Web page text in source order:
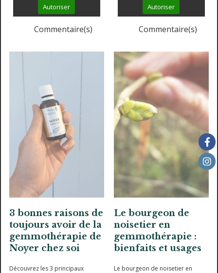
Autoriser
Commentaire(s)
Autoriser
Commentaire(s)
3 bonnes raisons de
toujours avoir de la
gemmothérapie de
Noyer chez soi
Découvrez les 3 principaux
Le bourgeon de
noisetier en
gemmothérapie :
bienfaits et usages
Le bourgeon de noisetier en